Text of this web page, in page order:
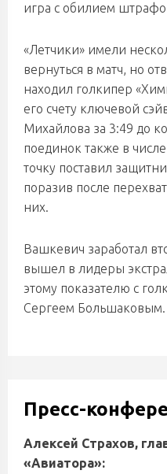
игра с обилием
«Летчики» имели
вернуться в матч, но
находил голкипер
его счету ключевой
Михайлова за 3:49 до
поединок также в
точку поставил
поразив после
них.
Вашкевич заработал
вышел в лидеры
этому показателю с
Сергеем Большаковым.
Пресс-
Алексей Страхов,
«Авиатора»: